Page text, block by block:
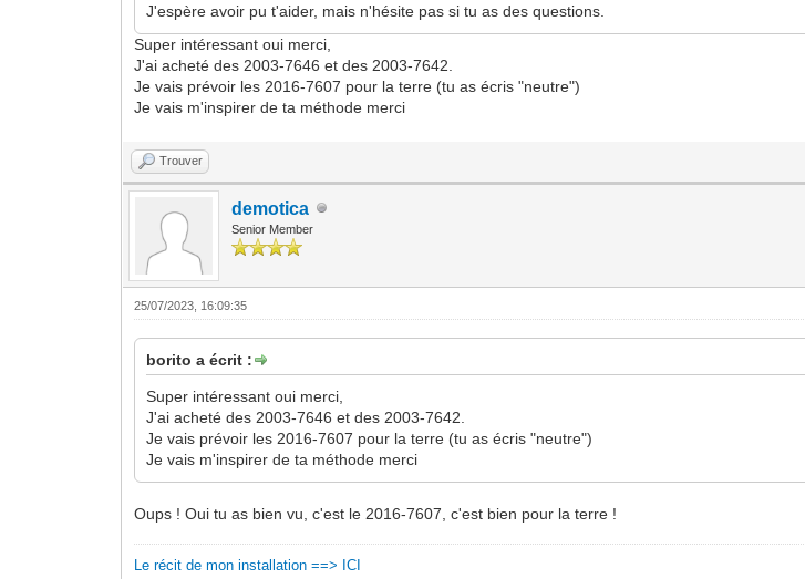
J'espère avoir pu t'aider, mais n'hésite pas si tu as des questions.
Super intéressant oui merci,
J'ai acheté des 2003-7646 et des 2003-7642.
Je vais prévoir les 2016-7607 pour la terre (tu as écris "neutre")
Je vais m'inspirer de ta méthode merci
Trouver
demotica
Senior Member
25/07/2023, 16:09:35
borito a écrit :
Super intéressant oui merci,
J'ai acheté des 2003-7646 et des 2003-7642.
Je vais prévoir les 2016-7607 pour la terre (tu as écris "neutre")
Je vais m'inspirer de ta méthode merci
Oups ! Oui tu as bien vu, c'est le 2016-7607, c'est bien pour la terre !
Le récit de mon installation ==> ICI